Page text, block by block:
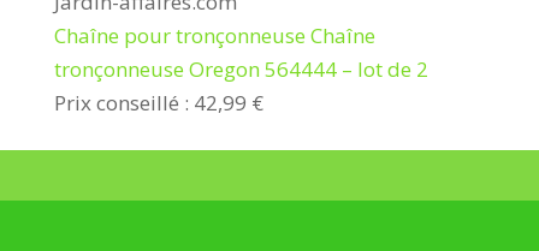
Chaîne pour tronçonneuse Chaîne
tronçonneuse Oregon 564444 – lot de 2
Prix conseillé : 42,99 €